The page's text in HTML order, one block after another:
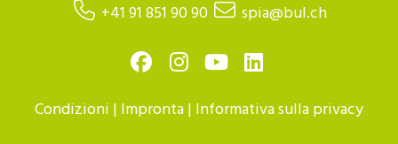
+41 91 851 90 90
spia@bul.ch
Condizioni | Impronta| Informativa sulla privacy